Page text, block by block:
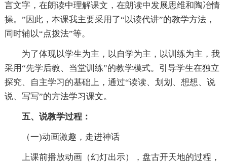
言文字，在朗读中理解课文，在朗读中发展思维和陶冶情
操。”因此，本课我主要采用了“以读代讲”的教学方法，
同时辅以“点拨法”等。
为了体现以学生为主，以自学为主，以训练为主，我
采用“先学后教、当堂训练”的教学模式。引导学生在独立
探究、自主学习的基础上，通过“读读、划划、想想、说
说、写写”的方法学习课文。
五、说教学过程：
（一)动画激趣，走进神话
上课前播放动画（幻灯出示），盘古开天地的过程，